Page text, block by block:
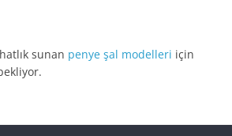
sunan penye şal modelleri için